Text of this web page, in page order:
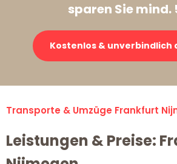
sparen Sie mind.
Kostenlos & unverbindlich
Transporte & Umzüge Frankfurt
Leistungen & Preise: